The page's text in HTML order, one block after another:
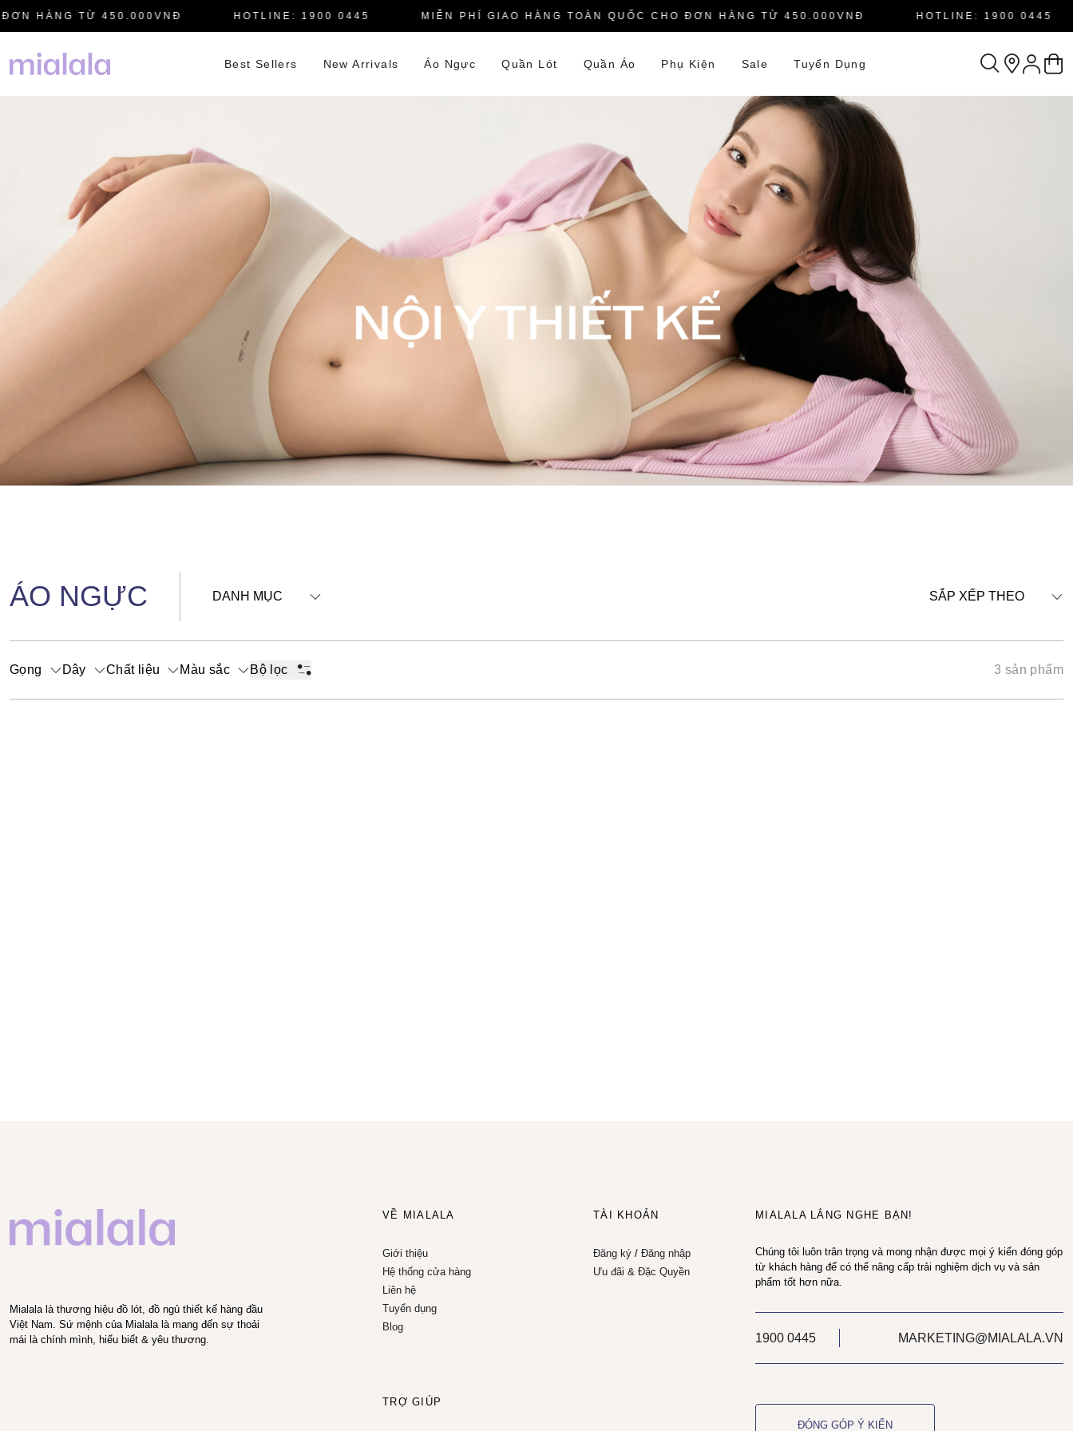
HÀNG TỪ 450.000VNĐ HOTLINE: 1900 0445 MIỄN PHÍ GIAO HÀNG TOÀN QUỐC CHO ĐƠN HÀNG TỪ 450.000VNĐ HOTLINE: 1900 0445
Best Sellers New Arrivals Áo Ngực Quần Lót Quần Áo Phụ Kiện Sale Tuyển Dụng
ÁO NGỰC DANH MỤC SẮP XẾP THEO
Gọng Dây Chất liệu Màu sắc Bộ lọc 3 sản phẩm
Mialala là thương hiệu đồ lót, đồ ngủ thiết kế hàng đầu
Việt Nam. Sứ mệnh của Mialala là mang đến sự thoải
mái là chính mình, hiểu biết & yêu thương.
VỀ MIALALA
Giới thiệu
Hệ thống cửa hàng
Liên hệ
Tuyển dụng
Blog
TÀI KHOẢN
Đăng ký/ Đăng nhập
Ưu đãi & Đặc Quyền
TRỢ GIÚP
MIALALA LẮNG NGHE BẠN!
Chúng tôi luôn trân trọng và mong nhận được mọi ý kiến đóng góp
từ khách hàng để có thể nâng cấp trải nghiệm dịch vụ và sản
phẩm tốt hơn nữa.
1900 0445 MARKETING@MIALALA.VN
ĐÓNG GÓP Ý KIẾN